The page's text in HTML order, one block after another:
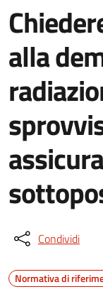
alla
Condividi
Normativa di